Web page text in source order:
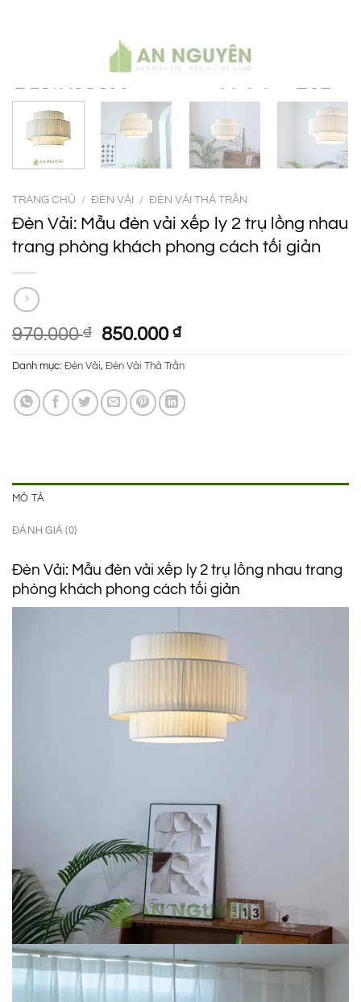
TRANG CHỦ / ĐÈN VẢI / ĐÈN VẢI THẢ TRẦN
Đèn Vải: Mẫu đèn vải xếp ly 2 trụ lồng nhau
trang phòng khách phong cách tối giản
970.000₫
Giá
gốc
là:
970.000 ₫.
850.000₫Giá
hiện
tại
là:
850.000 ₫.
Danh mục: Đèn Vải, Đèn Vải Thả Trần
MÔ TẢ
ĐÁNH GIÁ (0)
Đèn Vải: Mẫu đèn vải xếp ly 2 trụ lồng nhau trang
phòng khách phong cách tối giản